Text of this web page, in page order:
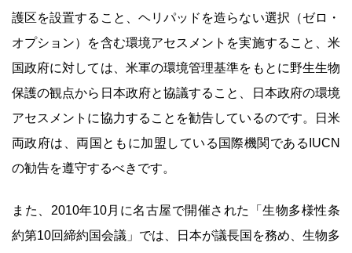
護区を設置すること、ヘリパッドを造らない選択（ゼロ・
オプション）を含む環境アセスメントを実施すること、米
国政府に対しては、米軍の環境管理基準をもとに野生生物
保護の観点から日本政府と協議すること、日本政府の環境
アセスメントに協力することを勧告しているのです。日米
両政府は、両国ともに加盟している国際機関であるIUCN
の勧告を遵守するべきです。
また、2010年10月に名古屋で開催された「生物多様性条
約第10回締約国会議」では、日本が議長国を務め、生物多